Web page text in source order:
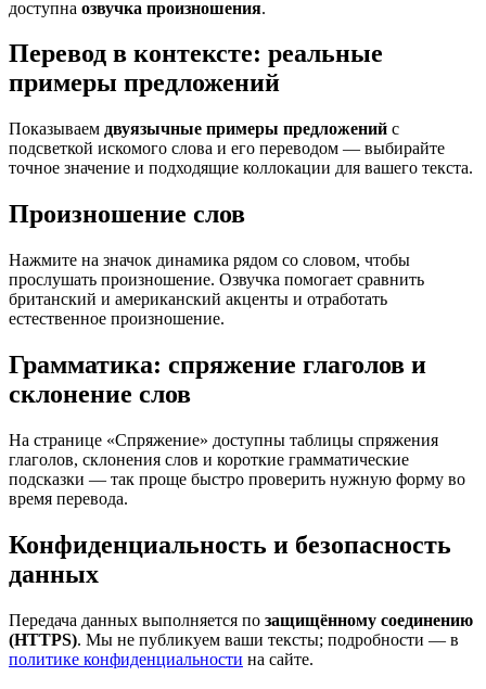
доступна озвучка произношения.
Перевод в контексте: реальные
примеры предложений
Показываем двуязычные примеры предложений с
подсветкой искомого слова и его переводом — выбирайте
точное значение и подходящие коллокации для вашего текста.
Произношение слов
Нажмите на значок динамика рядом со словом, чтобы
прослушать произношение. Озвучка помогает сравнить
британский и американский акценты и отработать
естественное произношение.
Грамматика: спряжение глаголов и
склонение слов
На странице «Спряжение» доступны таблицы спряжения
глаголов, склонения слов и короткие грамматические
подсказки — так проще быстро проверить нужную форму во
время перевода.
Конфиденциальность и безопасность
данных
Передача данных выполняется по защищённому соединению
(HTTPS). Мы не публикуем ваши тексты; подробности — в
политике конфиденциальности на сайте.